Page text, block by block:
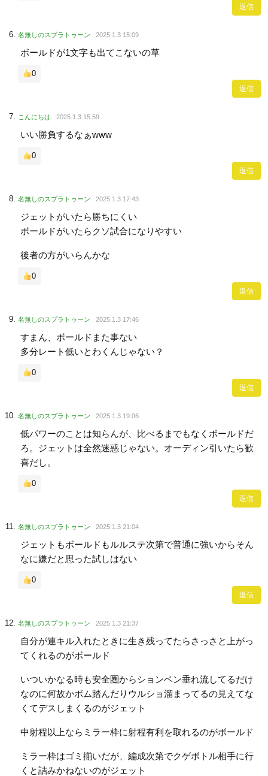
返信
名無しのスプラトゥーン 2025.1.3 15:09
ボールドが1文字も出てこないの草
0
返信
こんにちは 2025.1.3 15:59
いい勝負するなぁwww
0
返信
名無しのスプラトゥーン 2025.1.3 17:43
ジェットがいたら勝ちにくい
ボールドがいたらクソ試合になりやすい
後者の方がいらんかな
0
返信
名無しのスプラトゥーン 2025.1.3 17:46
すまん、ボールドまた事ない
多分レート低いとわくんじゃない？
0
返信
名無しのスプラトゥーン 2025.1.3 19:06
低パワーのことは知らんが、比べるまでもなくボールドだ
ろ。ジェットは全然迷惑じゃない。オーディン引いたら歓
喜だし。
0
返信
名無しのスプラトゥーン 2025.1.3 21:04
ジェットもボールドもルルステ次第で普通に強いからそん
なに嫌だと思った試しはない
0
返信
名無しのスプラトゥーン 2025.1.3 21:37
自分が連キル入れたときに生き残ってたらさっさと上がっ
てくれるのがボールド
いついかなる時も安全圏からションベン垂れ流してるだけ
なのに何故かボム踏んだりウルショ溜まってるの見えてな
くてデスしまくるのがジェット
中射程以上ならミラー枠に射程有利を取れるのがボールド
ミラー枠はゴミ揃いだが、編成次第でクゲボトル相手に行
くと詰みかねないのがジェット